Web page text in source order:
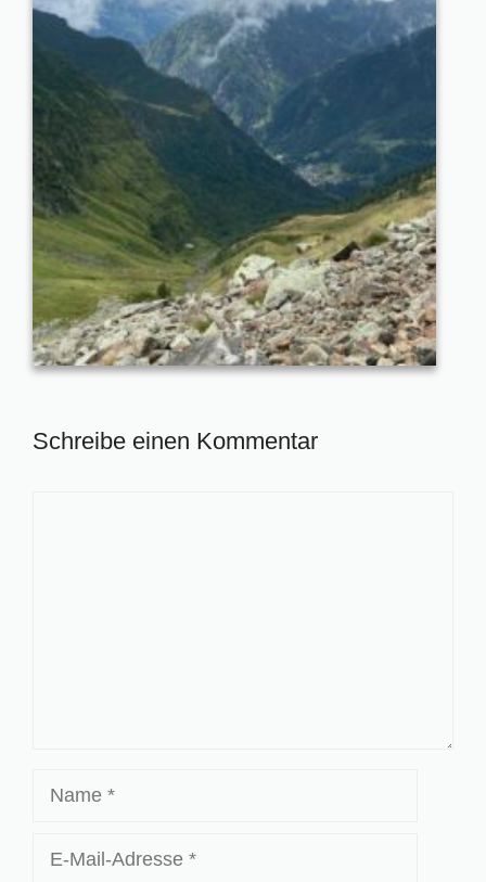
Schreibe einen Kommentar